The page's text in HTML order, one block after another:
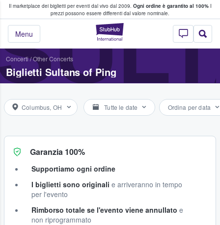
Il marketplace dei biglietti per eventi dal vivo dal 2009. Ogni ordine è garantito al 100%I
prezzi possono essere differenti dal valore nominale.
StubHub - Dove
Menu
fan comprano e vendono biglietti
Concerti/Other Concerts
Biglietti Sultans of Ping
Columbus, OH Tutte le date Ordina per data
Garanzia 100%
Supportiamo ogni ordine
I biglietti sono originali e arriveranno in tempo
per l'evento
Rimborso totale se l'evento viene annullato e
non riprogrammato